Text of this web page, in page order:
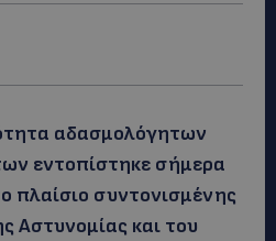
αδασμολόγητων
εντοπίστηκε σήμερα
πλαίσιο συντονισμένης
Αστυνομίας και του